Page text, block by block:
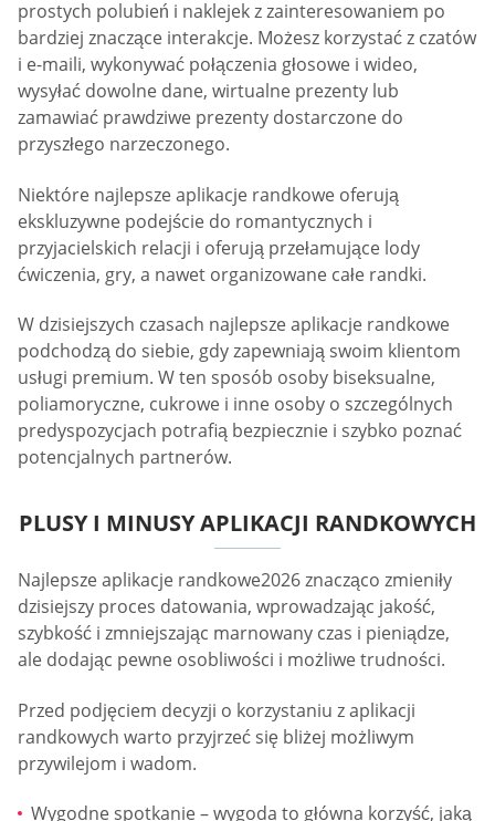
prostych polubień i naklejek z zainteresowaniem po
bardziej znaczące interakcje. Możesz korzystać z czatów
i e-maili, wykonywać połączenia głosowe i wideo,
wysyłać dowolne dane, wirtualne prezenty lub
zamawiać prawdziwe prezenty dostarczone do
przyszłego narzeczonego.
Niektóre najlepsze aplikacje randkowe oferują
ekskluzywne podejście do romantycznych i
przyjacielskich relacji i oferują przełamujące lody
ćwiczenia, gry, a nawet organizowane całe randki.
W dzisiejszych czasach najlepsze aplikacje randkowe
podchodzą do siebie, gdy zapewniają swoim klientom
usługi premium. W ten sposób osoby biseksualne,
poliamoryczne, cukrowe i inne osoby o szczególnych
predyspozycjach potrafią bezpiecznie i szybko poznać
potencjalnych partnerów.
PLUSY I MINUSY APLIKACJI RANDKOWYCH
Najlepsze aplikacje randkowe2026 znacząco zmieniły
dzisiejszy proces datowania, wprowadzając jakość,
szybkość i zmniejszając marnowany czas i pieniądze,
ale dodając pewne osobliwości i możliwe trudności.
Przed podjęciem decyzji o korzystaniu z aplikacji
randkowych warto przyjrzeć się bliżej możliwym
przywilejom i wadom.
Wygodne spotkanie – wygoda to główna korzyść, jaką